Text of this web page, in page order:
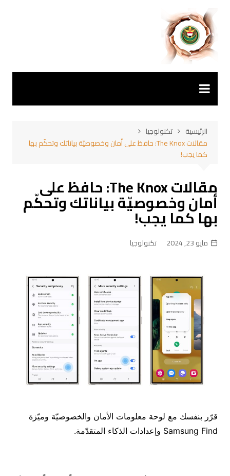
المحتوى
الرئيسية
تكنولوجيا
مقالات The Knox: حافظ على أمان وخصوصيّة بياناتك وتحكّم بها
كما يجب!
مقالات The Knox: حافظ على
أمان وخصوصيّة بياناتك وتحكّم
بها كما يجب!
مايو 23, 2024 تكنولوجيا
قرّر بنفسك مع لوحة معلومات الأمان والخصوصيّة وميّزة
Samsung Find وإعدادات الذكاء المتقدّمة.